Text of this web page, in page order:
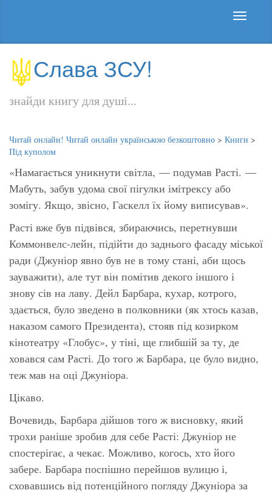
Слава ЗСУ!
знайди книгу для душі...
Читай онлайн! Читай онлайн українською безкоштовно > Книги >
Під куполом
«Намагається уникнути світла, — подумав Расті. —
Мабуть, забув удома свої пігулки імітрексу або
зомігу. Якщо, звісно, Гаскелл їх йому виписував».
Расті вже був підвівся, збираючись, перетнувши
Коммонвелс-лейн, підійти до заднього фасаду міської
ради (Джуніор явно був не в тому стані, аби щось
зауважити), але тут він помітив декого іншого і
знову сів на лаву. Дейл Барбара, кухар, котрого,
здається, було зведено в полковники (як хтось казав,
наказом самого Президента), стояв під козирком
кінотеатру «Глобус», у тіні, ще глибшій за ту, де
ховався сам Расті. До того ж Барбара, це було видно,
теж мав на оці Джуніора.
Цікаво.
Вочевидь, Барбара дійшов того ж висновку, який
трохи раніше зробив для себе Расті: Джуніор не
спостерігає, а чекає. Можливо, когось, хто його
забере. Барбара поспішно перейшов вулицю і,
сховавшись від потенційного погляду Джуніора за